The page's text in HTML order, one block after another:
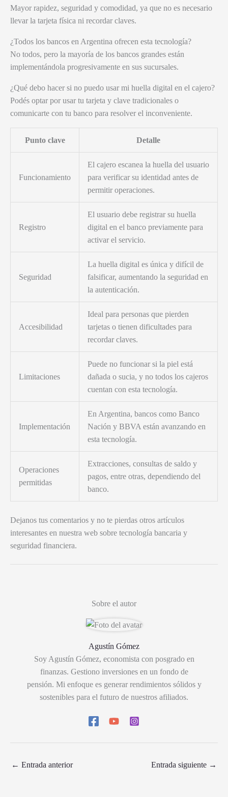
Mayor rapidez, seguridad y comodidad, ya que no es necesario
llevar la tarjeta física ni recordar claves.
¿Todos los bancos en Argentina ofrecen esta tecnología?
No todos, pero la mayoría de los bancos grandes están
implementándola progresivamente en sus sucursales.
¿Qué debo hacer si no puedo usar mi huella digital en el cajero?
Podés optar por usar tu tarjeta y clave tradicionales o
comunicarte con tu banco para resolver el inconveniente.
Punto clave Detalle
Funcionamiento
El cajero escanea la huella del usuario
para verificar su identidad antes de
permitir operaciones.
Registro
El usuario debe registrar su huella
digital en el banco previamente para
activar el servicio.
Seguridad
La huella digital es única y difícil de
falsificar, aumentando la seguridad en
la autenticación.
Accesibilidad
Ideal para personas que pierden
tarjetas o tienen dificultades para
recordar claves.
Limitaciones
Puede no funcionar si la piel está
dañada o sucia, y no todos los cajeros
cuentan con esta tecnología.
Implementación
En Argentina, bancos como Banco
Nación y BBVA están avanzando en
esta tecnología.
Operaciones
permitidas
Extracciones, consultas de saldo y
pagos, entre otras, dependiendo del
banco.
Dejanos tus comentarios y no te pierdas otros artículos
interesantes en nuestra web sobre tecnología bancaria y
seguridad financiera.
Sobre el autor
Agustín Gómez
Soy Agustín Gómez, economista con posgrado en
finanzas. Gestiono inversiones en un fondo de
pensión. Mi enfoque es generar rendimientos sólidos y
sostenibles para el futuro de nuestros afiliados.
← Entrada anterior Entrada siguiente →